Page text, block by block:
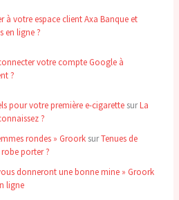
à votre espace client Axa Banque et
en ligne ?
votre compte Google à
?
pour votre première e-cigarette surLa
?
rondes » Groork surTenues de
porter ?
donneront une bonne mine » Groork
ligne